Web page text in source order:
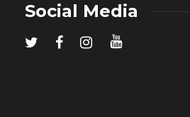
Social Media